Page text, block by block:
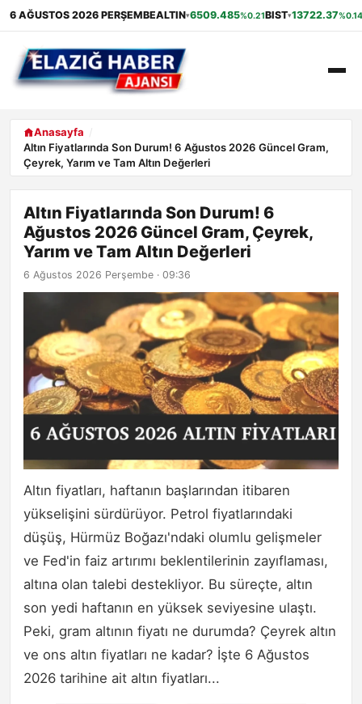
6 AĞUSTOS 2026 PERŞEMBEALTIN▾6509.485%0.21BIST▾13722.37%0.14
ANASAYFA
GÜNDEM
SAĞLIK
ALIŞVERIŞ
Anasayfa
Altın Fiyatlarında Son Durum! 6 Ağustos 2026 Güncel Gram,
Çeyrek, Yarım ve Tam Altın Değerleri
Altın Fiyatlarında Son Durum! 6
Ağustos 2026 Güncel Gram, Çeyrek,
Yarım ve Tam Altın Değerleri
6 Ağustos 2026 Perşembe · 09:36
Altın fiyatları, haftanın başlarından itibaren
yükselişini sürdürüyor. Petrol fiyatlarındaki
düşüş, Hürmüz Boğazı'ndaki olumlu gelişmeler
ve Fed'in faiz artırımı beklentilerinin zayıflaması,
altına olan talebi destekliyor. Bu süreçte, altın
son yedi haftanın en yüksek seviyesine ulaştı.
Peki, gram altının fiyatı ne durumda? Çeyrek altın
ve ons altın fiyatları ne kadar? İşte 6 Ağustos
2026 tarihine ait altın fiyatları...